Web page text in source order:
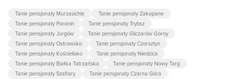
Tanie pensjonaty Murzasichle
Tanie pensjonaty Zakopane
Tanie pensjonaty Poronin
Tanie pensjonaty Trybsz
Tanie pensjonaty Jurgów
Tanie pensjonaty Gliczarów Górny
Tanie pensjonaty Ostrowsko
Tanie pensjonaty Czorsztyn
Tanie pensjonaty Kościelisko
Tanie pensjonaty Niedzica
Tanie pensjonaty Białka Tatrzańska
Tanie pensjonaty Nowy Targ
Tanie pensjonaty Szaflary
Tanie pensjonaty Czarna Góra